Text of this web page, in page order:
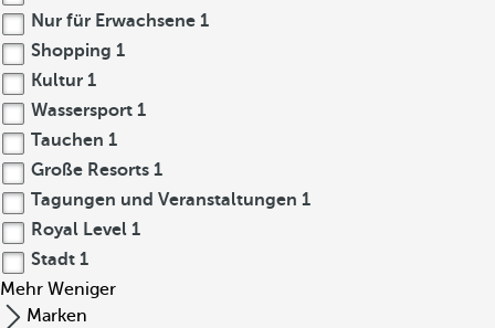
Nur für Erwachsene 1
Shopping 1
Kultur 1
Wassersport 1
Tauchen 1
Große Resorts 1
Tagungen und Veranstaltungen 1
Royal Level 1
Stadt 1
Mehr Weniger
Marken